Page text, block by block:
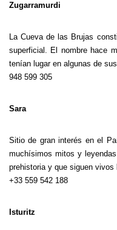
Zugarramurdi
La Cueva de las Brujas
superficial. El nombre hace
tenían lugar en algunas de
948 599 305
Sara
Sitio de gran interés en el
muchísimos mitos y
prehistoria y que siguen vivos
+33 559 542 188
Isturitz